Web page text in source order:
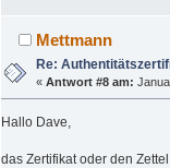
Mettmann
Re:
«Antwort #8 am:
Hallo Dave,
das Zertifikat oder den